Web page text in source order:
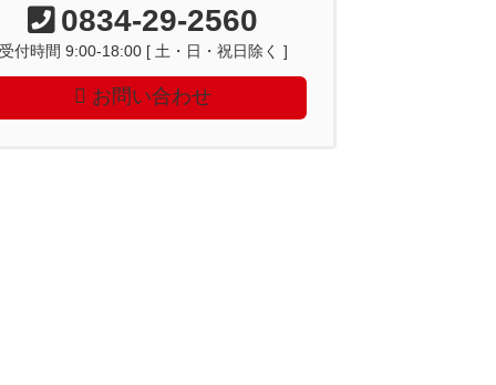
0834-29-2560
付時間 9:00-18:00 [ 土・日・祝日除く ]
お問い合わせ